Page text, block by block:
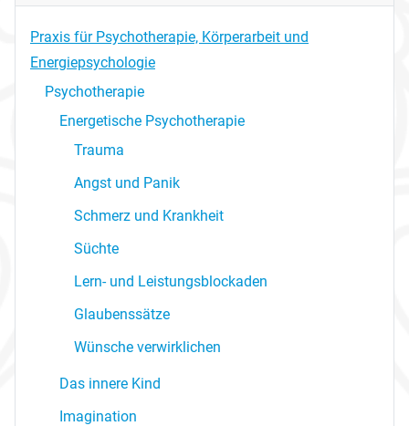
Praxis für Psychotherapie, Körperarbeit und
Energiepsychologie
Psychotherapie
Energetische Psychotherapie
Trauma
Angst und Panik
Schmerz und Krankheit
Süchte
Lern- und Leistungsblockaden
Glaubenssätze
Wünsche verwirklichen
Das innere Kind
Imagination